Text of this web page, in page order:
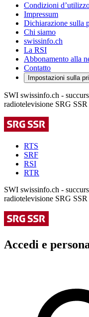
Condizioni
Impressum
Dichiarazione sulla
Chi siamo
swissinfo.ch
La RSI
Abbonamento alla
Contatto
Impostazioni sulla
SWI swissinfo.ch -
radiotelevisione SRG SSR
RTS
SRF
RSI
RTR
SWI swissinfo.ch -
radiotelevisione SRG SSR
Accedi e